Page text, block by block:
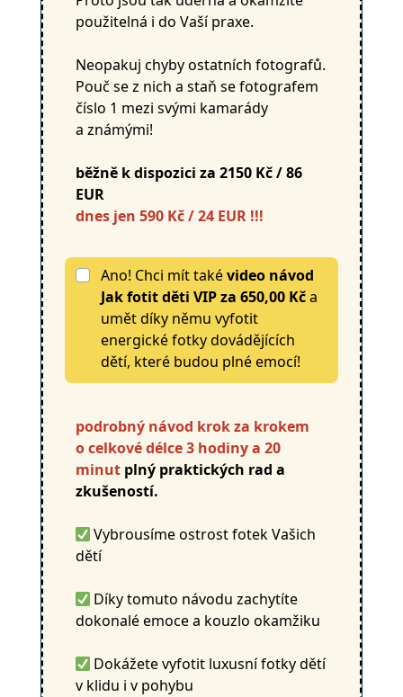
použitelná i do Vaší praxe.
Neopakuj chyby ostatních fotografů.
Pouč se z nich a staň se fotografem
číslo 1 mezi svými kamarády
a známými!
běžně k dispozici za 2150 Kč / 86
EUR
dnes jen 590 Kč / 24 EUR !!!
Ano! Chci mít takévideo návod
Jak fotit děti VIPza 650,00 Kča
umět díky němu vyfotit
energické fotky dovádějících
dětí, které budou plné emocí!
podrobný návod krok za krokem
o celkové délce 3 hodiny a 20
minutplný praktických rad a
zkušeností.
Vybrousíme ostrost fotek Vašich
dětí
Díky tomuto návodu zachytíte
dokonalé emoce a kouzlo okamžiku
Dokážete vyfotit luxusní fotky dětí
v klidu i v pohybu